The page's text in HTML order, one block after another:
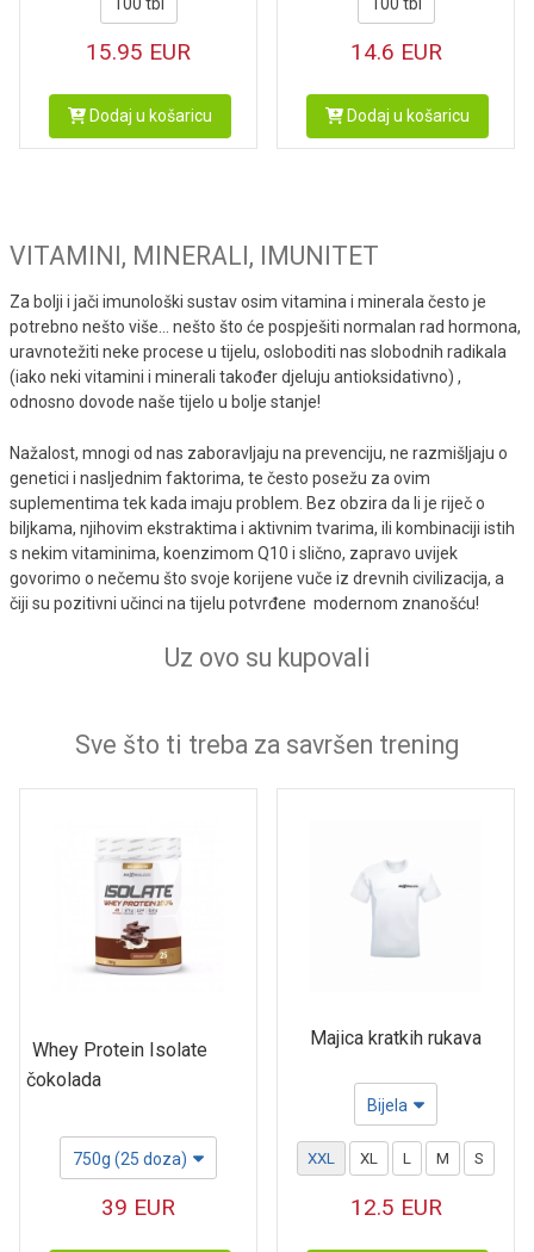
15.95 EUR
Dodaj u košaricu
14.6 EUR
Dodaj u košaricu
VITAMINI, MINERALI, IMUNITET
Za bolji i jači imunološki sustav osim vitamina i minerala često je
potrebno nešto više... nešto što će pospješiti normalan rad hormona,
uravnotežiti neke procese u tijelu, osloboditi nas slobodnih radikala
(iako neki vitamini i minerali također djeluju antioksidativno) ,
odnosno dovode naše tijelo u bolje stanje!
Nažalost, mnogi od nas zaboravljaju na prevenciju, ne razmišljaju o
genetici i nasljednim faktorima, te često posežu za ovim
suplementima tek kada imaju problem. Bez obzira da li je riječ o
biljkama, njihovim ekstraktima i aktivnim tvarima, ili kombinaciji istih
s nekim vitaminima, koenzimom Q10 i slično, zapravo uvijek
govorimo o nečemu što svoje korijene vuče iz drevnih civilizacija, a
čiji su pozitivni učinci na tijelu potvrđene modernom znanošću!
Uz ovo su kupovali
Sve što ti treba za savršen trening
Whey Protein Isolate
čokolada
750g (25 doza)
39 EUR
Majica kratkih rukava
Bijela
XXL XL L M S
12.5 EUR